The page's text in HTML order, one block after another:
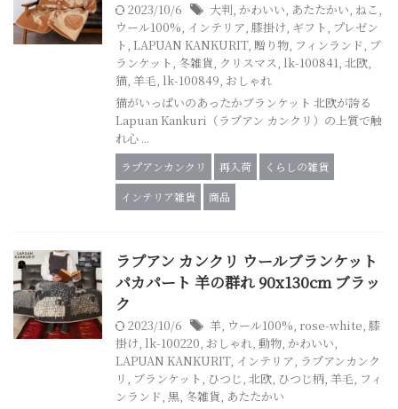
2023/10/6 大判, かわいい, あたたかい, ねこ,
ウール100%, インテリア, 膝掛け, ギフト, プレゼン
ト, LAPUAN KANKURIT, 贈り物, フィンランド, ブ
ランケット, 冬雑貨, クリスマス, lk-100841, 北欧,
猫, 羊毛, lk-100849, おしゃれ
猫がいっぱいのあったかブランケット 北欧が誇る
Lapuan Kankuri（ラプアン カンクリ）の上質で触
れ心 ...
ラプアンカンクリ 再入荷
くらしの雑貨
インテリア雑貨
商品
ラプアン カンクリ ウールブランケット
パカパート 羊の群れ 90x130cm ブラッ
ク
2023/10/6 羊, ウール100%, rose-white, 膝
掛け, lk-100220, おしゃれ, 動物, かわいい,
LAPUAN KANKURIT, インテリア, ラプアンカンク
リ , ブランケット, ひつじ, 北欧, ひつじ柄, 羊毛, フィ
ンランド, 黒, 冬雑貨, あたたかい